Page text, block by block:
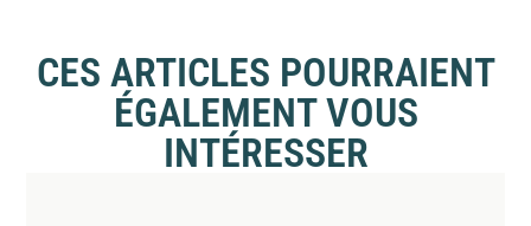
CES ARTICLES POURRAIENT
ÉGALEMENT VOUS
INTÉRESSER